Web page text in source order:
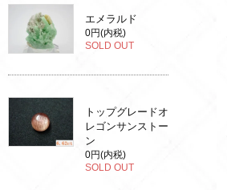
エメラルド
0円(内税)
SOLD OUT
トップグレードオ
レゴンサンストー
ン
0円(内税)
SOLD OUT